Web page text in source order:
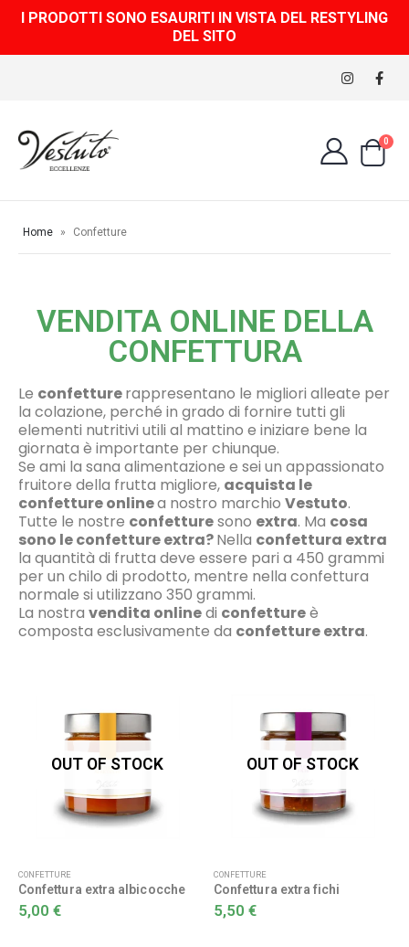
I PRODOTTI SONO ESAURITI IN VISTA DEL RESTYLING
DEL SITO
0
Home » Confetture
VENDITA ONLINE DELLA
CONFETTURA
Le confetturerappresentano le migliori alleate per
la colazione, perché in grado di fornire tutti gli
elementi nutritivi utili al mattino e iniziare bene la
giornata è importante per chiunque.
Se ami la sana alimentazione e sei un appassionato
fruitore della frutta migliore, acquista le
confetture onlinea nostro marchio Vestuto.
Tutte le nostre confetturesono extra. Ma cosa
sono le confetture extra?Nella confettura extra
la quantità di frutta deve essere pari a 450 grammi
per un chilo di prodotto, mentre nella confettura
normale si utilizzano 350 grammi.
La nostra vendita onlinedi confettureè
composta esclusivamente da confetture extra.
OUT OF STOCK
CONFETTURE
Confettura extra albicocche
5,00€
OUT OF STOCK
CONFETTURE
Confettura extra fichi
5,50€